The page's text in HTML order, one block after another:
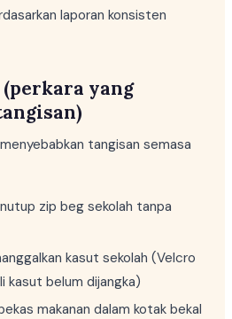
laporan konsisten
yang
tangisan semasa
zip beg sekolah tanpa
kasut sekolah (Velcro
kasut belum dijangka)
makanan dalam kotak bekal